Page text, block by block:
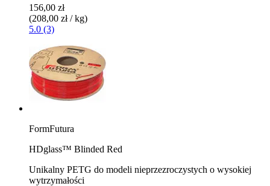
156,00 zł
(208,00 zł / kg)
5.0 (3)
FormFutura
HDglass™ Blinded Red
Unikalny PETG do modeli nieprzezroczystych o wysokiej
wytrzymałości